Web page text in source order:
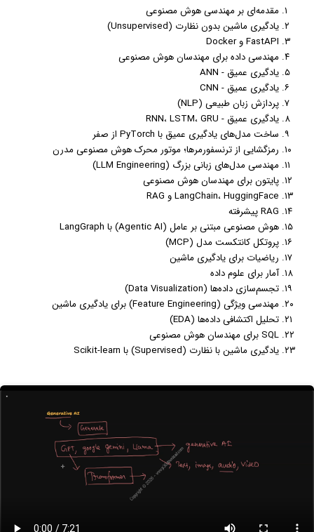
مقدمه‌ای بر مهندسی هوش مصنوعی
یادگیری ماشین بدون نظارت (Unsupervised)
FastAPI و Docker
مهندسی داده برای مهندسان هوش مصنوعی
یادگیری عمیق - ANN
یادگیری عمیق - CNN
پردازش زبان طبیعی (NLP)
یادگیری عمیق - RNN، LSTM، GRU
ساخت مدل‌های یادگیری عمیق با PyTorch از صفر
رمزگشایی از ترنسفورمرها؛ موتور محرک هوش مصنوعی مدرن
مهندسی مدل‌های زبانی بزرگ (LLM Engineering)
پایتون برای مهندسان هوش مصنوعی
LangChain، HuggingFace و RAG
RAG پیشرفته
هوش مصنوعی مبتنی بر عامل (Agentic AI) با LangGraph
پروتکل کانتکست مدل (MCP)
ریاضیات برای یادگیری ماشین
آمار برای علوم داده
تجسم‌سازی داده‌ها (Data Visualization)
مهندسی ویژگی (Feature Engineering) برای یادگیری ماشین
تحلیل اکتشافی داده‌ها (EDA)
SQL برای مهندسان هوش مصنوعی
یادگیری ماشین با نظارت (Supervised) با Scikit-learn